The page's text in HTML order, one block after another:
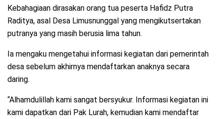
Kebahagiaan dirasakan orang tua peserta Hafidz Putra
Raditya, asal Desa Limusnunggal yang mengikutsertakan
putranya yang masih berusia lima tahun.
Ia mengaku mengetahui informasi kegiatan dari pemerintah
desa sebelum akhirnya mendaftarkan anaknya secara
daring.
“Alhamdulillah kami sangat bersyukur. Informasi kegiatan ini
kami dapatkan dari Pak Lurah, kemudian kami mendaftar